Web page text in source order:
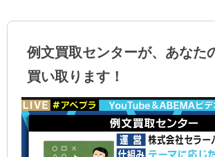
例文買取センターが、あなた
買い取ります！